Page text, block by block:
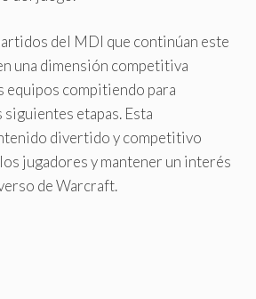
del MDI que continúan este
una dimensión competitiva
equipos compitiendo para
etapas. Esta
divertido y competitivo
jugadores y mantener un interés
de Warcraft.